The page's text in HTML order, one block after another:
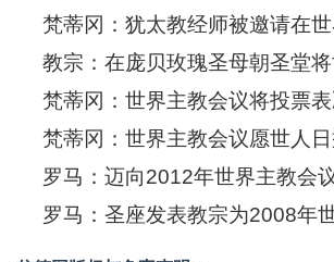
罗马：迈向2012年世界主教会